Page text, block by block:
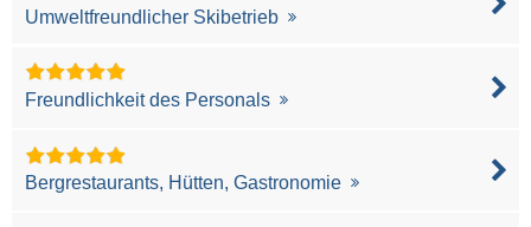
Umweltfreundlicher Skibetrieb
Freundlichkeit des Personals
Bergrestaurants, Hütten, Gastronomie